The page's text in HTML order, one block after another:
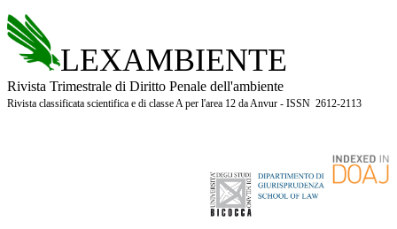
LEXAMBIENTE
Rivista Trimestrale di Diritto Penale dell'ambiente
Rivista classificata scientifica e di classe A per l'area 12 da Anvur - ISSN 2612-2113